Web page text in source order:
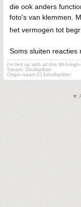
die ook anders
foto's van klemmen.
het vermogen tot
Soms sluiten reacties
I'm fed up with all this Wi-fi-
Steam: Skullsplitter
Origin-naam:013skullsplitter
▼